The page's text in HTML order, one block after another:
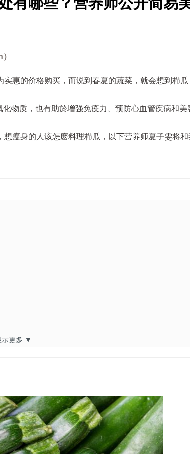
惠的价格购买，而说到春夏的蔬菜，就会想到栉
物质，也有助於增强免疫力、预防心血管疾病和美
瘦身的人该怎麽料理栉瓜，以下营养师夏子雯将
示更多 ▼